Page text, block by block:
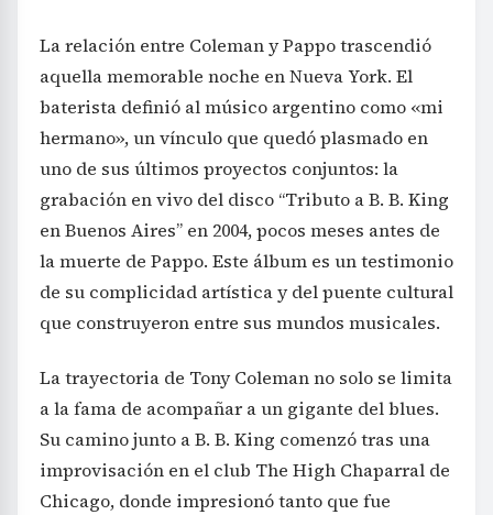
La relación entre Coleman y Pappo trascendió
aquella memorable noche en Nueva York. El
baterista definió al músico argentino como «mi
hermano», un vínculo que quedó plasmado en
uno de sus últimos proyectos conjuntos: la
grabación en vivo del disco “Tributo a B. B. King
en Buenos Aires” en 2004, pocos meses antes de
la muerte de Pappo. Este álbum es un testimonio
de su complicidad artística y del puente cultural
que construyeron entre sus mundos musicales.
La trayectoria de Tony Coleman no solo se limita
a la fama de acompañar a un gigante del blues.
Su camino junto a B. B. King comenzó tras una
improvisación en el club The High Chaparral de
Chicago, donde impresionó tanto que fue